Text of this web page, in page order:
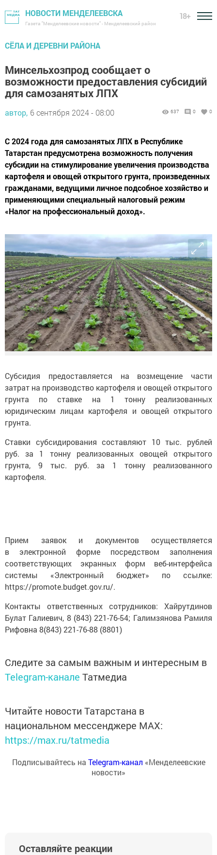
НОВОСТИ МЕНДЕЛЕЕВСКА
Газета "Менделеевские новости" - Менделеевский район
18+
СЁЛА И ДЕРЕВНИ РАЙОНА
Минсельхозпрод сообщает о
возможности предоставления субсидий
для самозанятых ЛПХ
автор, 6 сентября 2024 - 08:00 637 0 0
С 2024 года для самозанятых ЛПХ в Республике
Татарстан предусмотрена возможность получения
субсидии на стимулирование увеличения производства
картофеля и овощей открытого грунта, произведенных
гражданами, ведущими личное подсобное хозяйство и
применяющими специальный налоговый режим
«Налог на профессиональный доход».
Субсидия предоставляется на возмещение части
затрат на производство картофеля и овощей открытого
грунта по ставке на 1 тонну реализованных
юридическим лицам картофеля и овощей открытого
грунта.
Ставки субсидирования составляют 10 тыс. рублей
руб. за 1 тонну реализованных овощей открытого
грунта, 9 тыс. руб. за 1 тонну реализованного
картофеля.
Прием заявок и документов осуществляется
в электронной форме посредством заполнения
соответствующих экранных форм веб-интерфейса
системы «Электронный бюджет» по ссылке:
https://promote.budget.gov.ru/.
Контакты ответственных сотрудников: Хайрутдинов
Булат Галиевич, 8 (843) 221-76-54; Галимзянова Рамиля
Рифовна 8(843) 221-76-88 (8801)
Следите за самым важным и интересным в
Telegram-канале Татмедиа
Читайте новости Татарстана в
национальном мессенджере MАХ:
https://max.ru/tatmedia
Подписывайтесь на Telegram-канал «Менделеевские
новости»
Оставляйте реакции